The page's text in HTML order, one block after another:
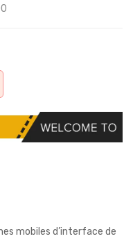
mobiles d’interface de